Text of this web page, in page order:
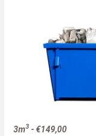
3m3 -€149,00